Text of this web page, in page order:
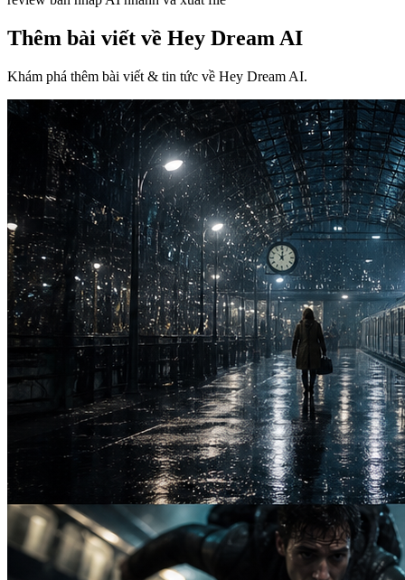
Thêm bài viết về Hey Dream AI
Khám phá thêm bài viết & tin tức về Hey Dream AI.